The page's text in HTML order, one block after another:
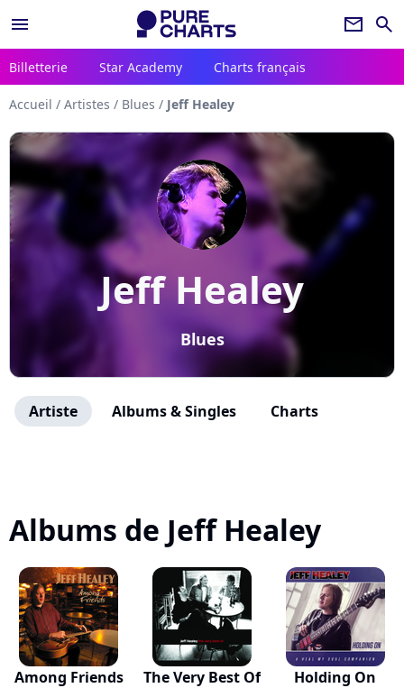
menu newsletter search
Billetterie Star Academy Charts français
Accueil / Artistes / Blues / Jeff Healey
Jeff Healey
Blues
Artiste Albums & Singles Charts
Albums de Jeff Healey
Among Friends The Very Best Of Holding On